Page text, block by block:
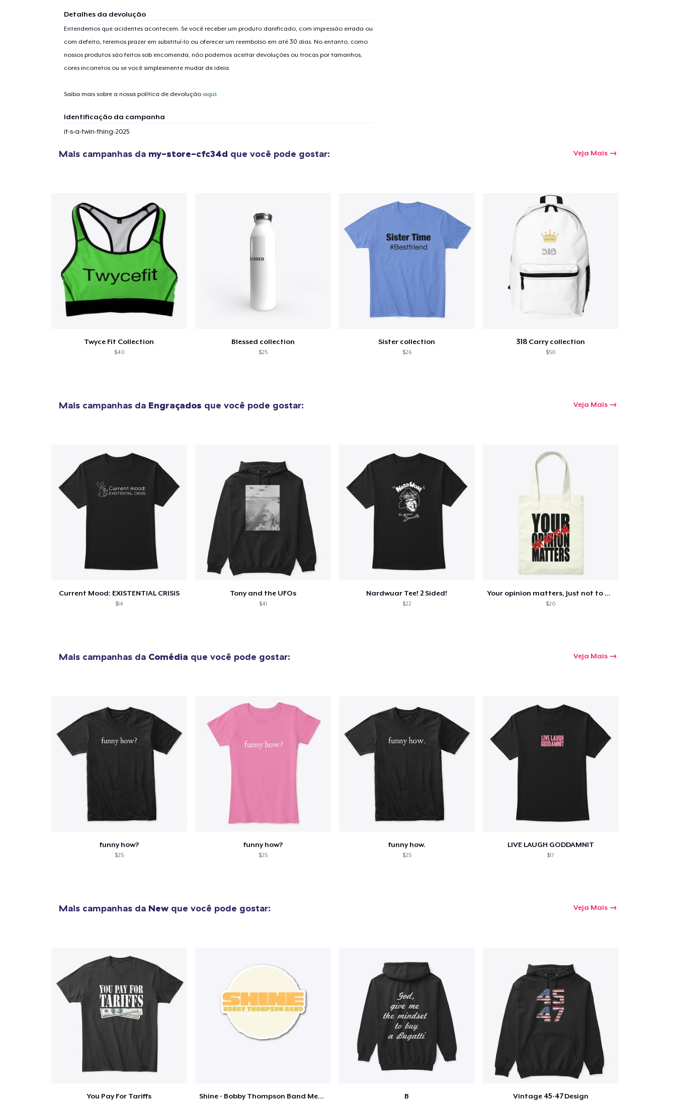
Detalhes da devolução
Entendemos que acidentes acontecem. Se você receber um produto danificado, com impressão errada ou
com defeito, teremos prazer em substituí-lo ou oferecer um reembolso em até 30 dias. No entanto, como
nossos produtos são feitos sob encomenda, não podemos aceitar devoluções ou trocas por tamanhos,
cores incorretos ou se você simplesmente mudar de ideia.
Saiba mais sobre a nossa política de devolução aqui.
Identificação da campanha
it-s-a-twin-thing-2025
Mais campanhas da my-store-cfc34d que você pode gostar: Veja Mais
Twyce Fit Collection
$40
Blessed collection
$25
Sister collection
$26
318 Carry collection
$50
Mais campanhas da Engraçados que você pode gostar: Veja Mais
Current Mood: EXISTENTIAL CRISIS
$14
Tony and the UFOs
$41
Nardwuar Tee! 2 Sided!
$22
Your opinion matters, Just not to me!
$20
Mais campanhas da Comédia que você pode gostar: Veja Mais
funny how?
$25
funny how?
$25
funny how.
$25
LIVE LAUGH GODDAMNIT
$17
Mais campanhas da Newque você pode gostar: Veja Mais
You Pay For Tariffs Shine - Bobby Thompson Band Merch B Vintage 45-47 Design
Seguir para a Finalização da
US$ 21,99
Baby Premium Onesie
US$ 24,99
Next Level 3600 | Premium Ring-Spun Cotton T-Shirt
US$ 24,99